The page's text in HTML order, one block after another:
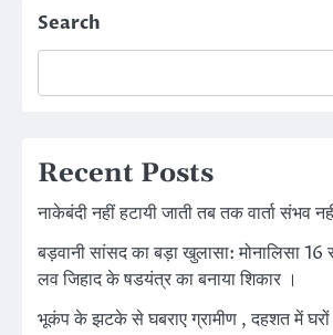
Search
Recent Posts
नाकेबंदी नहीं हटायी जाती तब तक वार्ता संभव
बड़वानी सांसद का बड़ा खुलासा: मोनालिसा 16
लव जिहाद के षडयंत्र का बनाया शिकार ।
भूकंप के झटके से घबराए ग्रामीण , दहशत में